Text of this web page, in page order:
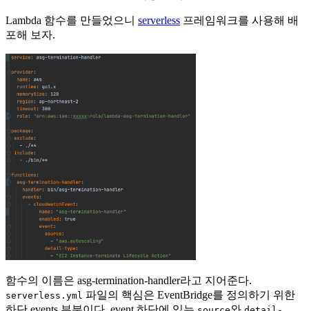
Lambda 함수를 만들었으니 serverless 프레임워크를 사용해 배
포해 보자.
함수의 이름은 asg-termination-handler라고 지어준다.
serverless.yml 파일의 핵심은 EventBridge를 정의하기 위한